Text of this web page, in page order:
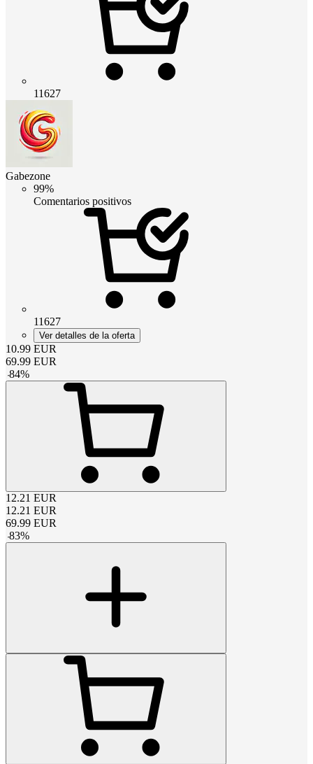
11627
Gabezone
99%
Comentarios positivos
11627
Ver detalles de la oferta
10.99 EUR
69.99 EUR
-84%
12.21 EUR
12.21 EUR
69.99 EUR
-83%